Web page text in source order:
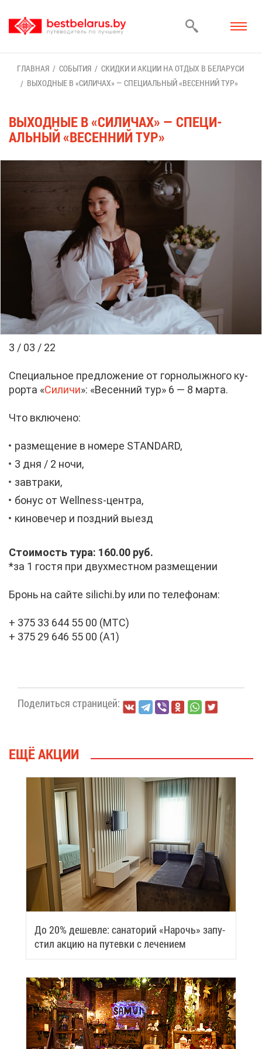
ГЛАВ­НАЯ СО­БЫ­ТИЯ
СКИД­КИ И АК­ЦИИ НА ОТ­ДЫХ В БЕ­ЛА­РУ­СИ
ВЫ­ХОД­НЫЕ В «СИ­ЛИ­ЧАХ» — СПЕ­ЦИ­АЛЬ­НЫЙ «ВЕ­СЕН­НИЙ ТУР»
ВЫ­ХОД­НЫЕ В «СИ­ЛИ­ЧАХ» — СПЕ­ЦИ­
АЛЬ­НЫЙ «ВЕ­СЕН­НИЙ ТУР»
3 / 03 / 22
Спе­ци­аль­ное пред­ло­же­ние от гор­но­лыж­но­го ку­
рор­та «Си­ли­чи»: «Ве­сен­ний тур» 6 — 8 мар­та.
Что вклю­че­но:
раз­ме­ще­ние в но­ме­ре STANDARD,
3 дня / 2 но­чи,
зав­тра­ки,
бо­нус от Wellness-цен­тра,
ки­но­ве­чер и позд­ний вы­езд
Сто­и­мость ту­ра: 160.00 руб.
*за 1 го­стя при двух­мест­ном раз­ме­ще­нии
Бронь на сай­те silichi.by или по те­ле­фо­нам:
+ 375 33 644 55 00 (МТС)
+ 375 29 646 55 00 (А1)
По­де­лить­ся стра­ни­цей:
ЕЩЁ АК­ЦИИ
До 20% де­шев­ле: са­на­то­рий «На­рочь» за­пу­
стил ак­цию на пу­тев­ки с ле­че­ни­ем